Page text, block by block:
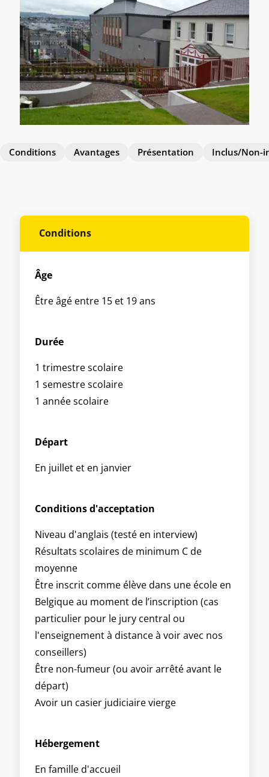
Conditions Avantages Présentation Inclus/Non-
Conditions
Âge
Être âgé entre 15 et 19 ans
Durée
1 trimestre scolaire
1 semestre scolaire
1 année scolaire
Départ
En juillet et en janvier
Conditions d'acceptation
Niveau d'anglais (testé en interview)
Résultats scolaires de minimum C de
moyenne
Être inscrit comme élève dans une école en
Belgique au moment de l’inscription (cas
particulier pour le jury central ou
l'enseignement à distance à voir avec nos
conseillers)
Être non-fumeur (ou avoir arrêté avant le
départ)
Avoir un casier judiciaire vierge
Hébergement
En famille d'accueil